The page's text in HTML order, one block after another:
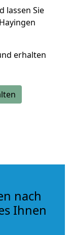
lassen Sie
erhalten
nach
Ihnen